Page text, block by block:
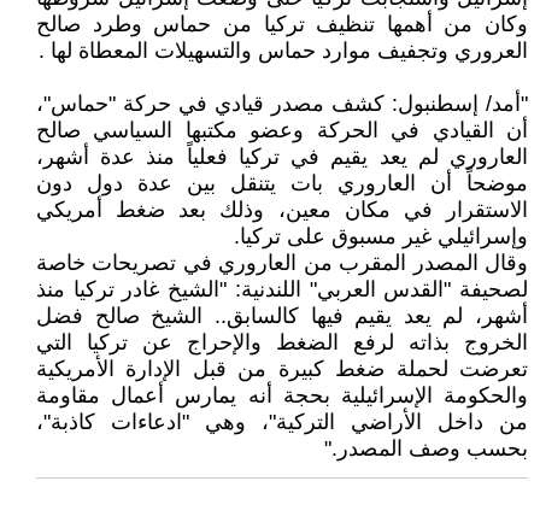
وكان من أهمها تنظيف تركيا من حماس وطرد صالح
العروري وتجفيف موارد حماس والتسهيلات المعطاة لها .
"أمد/ إسطنبول: كشف مصدر قيادي في حركة "حماس"،
أن القيادي في الحركة وعضو مكتبها السياسي صالح
العاروري لم يعد يقيم في تركيا فعلياً منذ عدة أشهر،
موضحاً أن العاروري بات يتنقل بين عدة دول دون
الاستقرار في مكان معين، وذلك بعد ضغط أمريكي
وإسرائيلي غير مسبوق على تركيا.
وقال المصدر المقرب من العاروري في تصريحات خاصة
لصحيفة "القدس العربي" اللندنية: "الشيخ غادر تركيا منذ
أشهر، لم يعد يقيم فيها كالسابق.. الشيخ صالح فضل
الخروج بذاته لرفع الضغط والإحراج عن تركيا التي
تعرضت لحملة ضغط كبيرة من قبل الإدارة الأمريكية
والحكومة الإسرائيلية بحجة أنه يمارس أعمال مقاومة
من داخل الأراضي التركية"، وهي "ادعاءات كاذبة"،
بحسب وصف المصدر."